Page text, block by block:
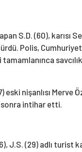
S.D. (60), karısı
Polis, Cumhuriyet
eski nişanlısı Merve
intihar etti.
J.S. (29) adlı turist